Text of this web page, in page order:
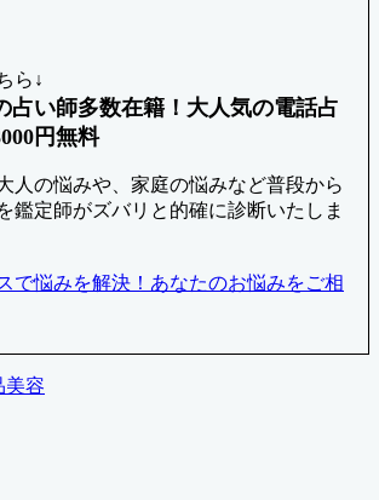
ら↓
占い師多数在籍！大人気の電話占
円無料
人の悩みや、家庭の悩みなど普段から
鑑定師がズバリと的確に診断いたしま
で悩みを解決！あなたのお悩みをご相
美容